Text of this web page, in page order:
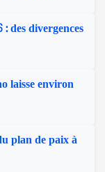
des divergences
laisse environ
plan de paix à